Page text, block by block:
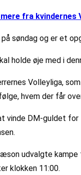
fra kvindernes
søndag og er et
holde øje med i
Volleyliga,
hvem der får
DM-guldet for
udvalgte
klokken 11:00.